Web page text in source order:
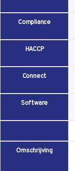
Compliance
HACCP
Connect
Software
Omschrijving